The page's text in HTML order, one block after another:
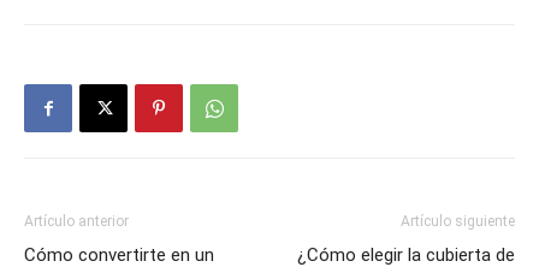
Artículo anterior
Cómo convertirte en un
Artículo siguiente
¿Cómo elegir la cubierta de